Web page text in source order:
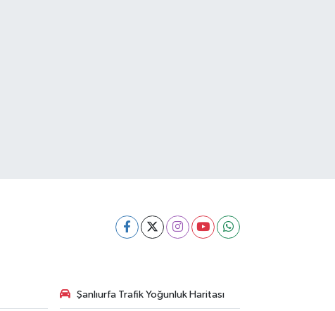
Şanlıurfa Trafik Yoğunluk Haritası